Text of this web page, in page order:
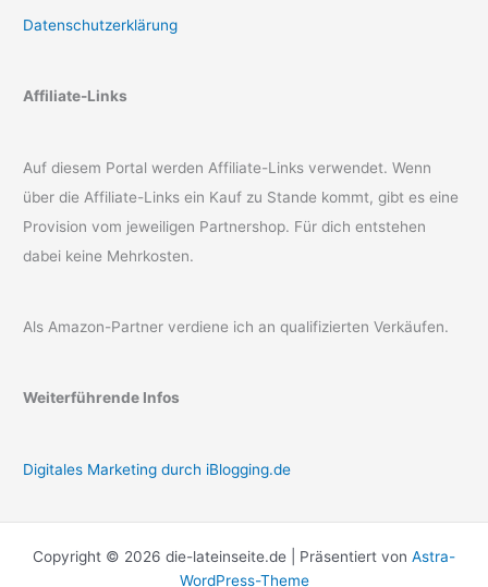
Datenschutzerklärung
Affiliate-Links
Auf diesem Portal werden Affiliate-Links verwendet. Wenn
über die Affiliate-Links ein Kauf zu Stande kommt, gibt es eine
Provision vom jeweiligen Partnershop. Für dich entstehen
dabei keine Mehrkosten.
Als Amazon-Partner verdiene ich an qualifizierten Verkäufen.
Weiterführende Infos
Digitales Marketing durch iBlogging.de
Copyright © 2026 die-lateinseite.de | Präsentiert von Astra-
WordPress-Theme